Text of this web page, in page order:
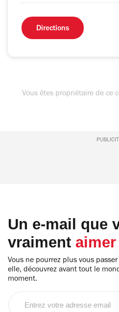
Directions
Vous êtes propriétaire de ce
Un e-mail que
vraiment aimer
Vous ne pourrez plus vous
elle, découvrez avant tout le
moment.